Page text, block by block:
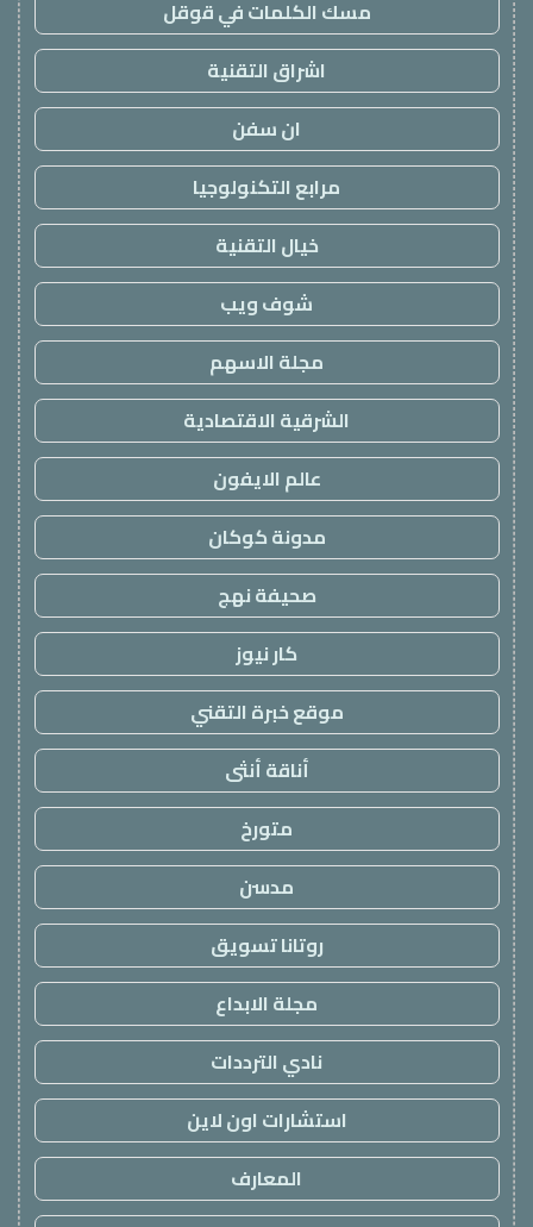
مسك الكلمات في قوقل
اشراق التقنية
ان سفن
مرابع التكنولوجيا
خيال التقنية
شوف ويب
مجلة الاسهم
الشرقية الاقتصادية
عالم الايفون
مدونة كوكان
صحيفة نهج
كار نيوز
موقع خبرة التقني
أناقة أنثى
متورخ
مدسن
روتانا تسويق
مجلة الابداع
نادي الترددات
استشارات اون لاين
المعارف